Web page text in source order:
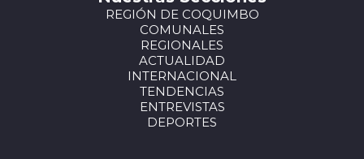
REGIÓN DE COQUIMBO
COMUNALES
REGIONALES
ACTUALIDAD
INTERNACIONAL
TENDENCIAS
ENTREVISTAS
DEPORTES